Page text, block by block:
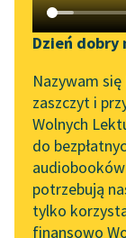
Katalog DAISY
Podkasty o
Aktualności
Spotkanie z
Tunkiel w Oslo
Wolne Lektury na
Pol’and’Rock
„Kochanek Lady
Dzień dobry
Nazywam
zaszczyt i
Wolnych
do
potrzebują
tylko
finansowo